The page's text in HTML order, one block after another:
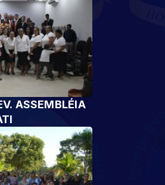
ASSEMBLÉIA